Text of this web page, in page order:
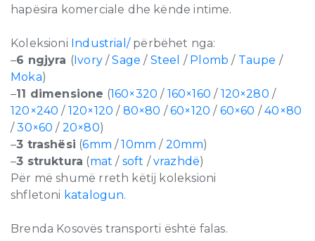
hapësira komerciale dhe kënde intime.
Koleksioni Industrial/përbëhet nga:
–6 ngjyra (Ivory/Sage / Steel / Plomb / Taupe /
Moka)
–11 dimensione (160×320 / 160×160 / 120×280 /
120×240 / 120×120 / 80×80 /60×120 / 60×60 /40×80
/30×60 / 20×80)
–3 trashësi (6mm /10mm / 20mm)
–3 struktura (mat / soft /vrazhdë)
Për më shumë rreth këtij koleksioni
shfletoni katalogun.
Brenda Kosovës transporti është falas.